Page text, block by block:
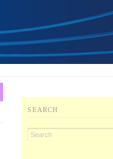
SEARCH